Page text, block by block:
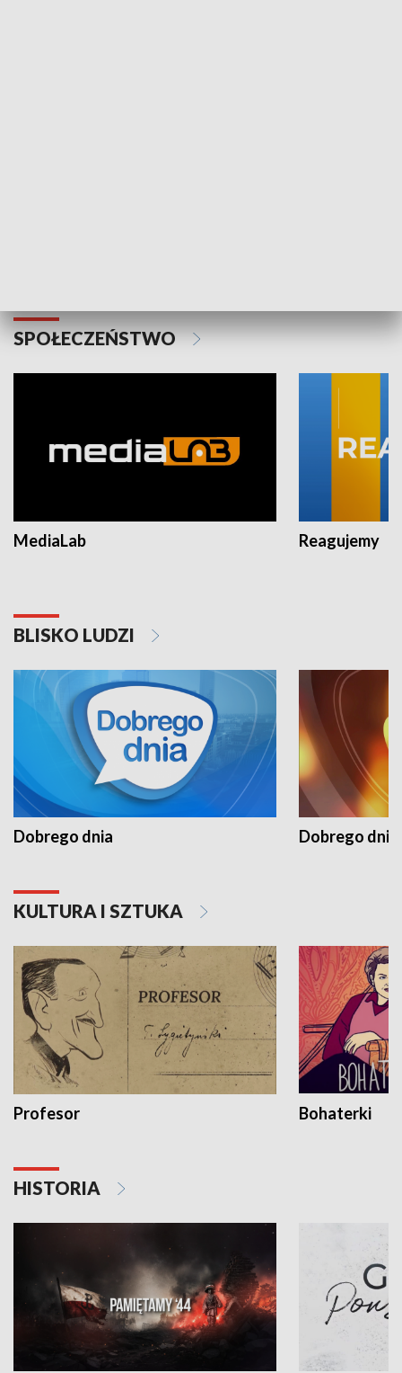
SPOŁECZEŃSTWO
MediaLab Reagujemy
BLISKO LUDZI
Dobrego dnia Dobrego dnia
KULTURA I SZTUKA
Profesor Bohaterki
HISTORIA